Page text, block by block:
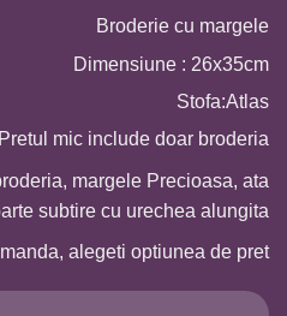
Broderie cu margele
Dimensiune : 26x35cm
Stofa:Atlas
Pretul mic include doar broderia
margele Precioasa, ata
subtire cu urechea alungita
alegeti optiunea de pret